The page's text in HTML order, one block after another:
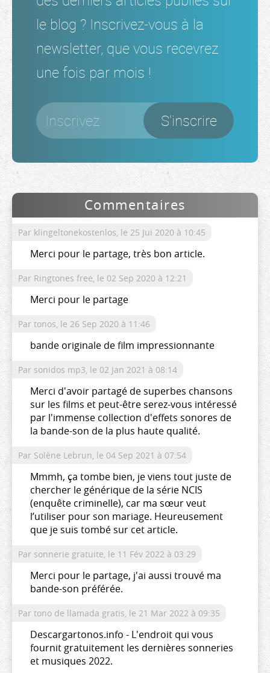
le blog ? Inscrivez-vous à la
newsletter, que vous recevrez
une fois par mois !
Commentaires
Par klingeltonekostenlos, le 25 Jui 2020 à 10:45
Merci pour le partage, très bon article.
Par Ringtones free, le 02 Sep 2020 à 12:21
Merci pour le partage
Par tonos, le 26 Sep 2020 à 11:46
bande originale de film impressionnante
Par sonidos mp3, le 02 Jan 2021 à 08:14
Merci d'avoir partagé de superbes chansons
sur les films et peut-être serez-vous intéressé
par l'immense collection d'effets sonores de
la bande-son de la plus haute qualité.
Par Solène Lebrun, le 04 Sep 2021 à 07:54
Mmmh, ça tombe bien, je viens tout juste de
chercher le générique de la série NCIS
(enquête criminelle), car ma sœur veut
l’utiliser pour son mariage. Heureusement
que je suis tombé sur cet article.
Par sonnerie gratuite, le 11 Fév 2022 à 03:29
Merci pour le partage, j'ai aussi trouvé ma
bande-son préférée.
Par tono de llamada gratis, le 21 Mar 2022 à 09:35
Descargartonos.info - L'endroit qui vous
fournit gratuitement les dernières sonneries
et musiques 2022.